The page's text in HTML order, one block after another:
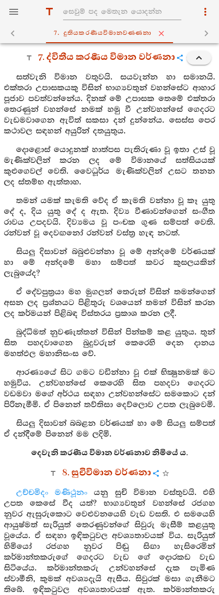
7. දුතියකරණීයවිමානවණ‍්ණනා
7. ද්විතීය කරණීය විමාන වර්ණනා
සත්වැනි විමාන වතුවයි. සයවැන්න හා සමානයි.
එක්තරා උපාසකයකු විසින් භාග්‍යවතුන් වහන්සේට ආහාර
පූජාව පවත්වන්නේය. දිනක් මේ උපාසක තෙමේ එක්තරා
තෙරණුන් වහන්සේ නමක් හමු වී උන්වහන්සේ ගෙදරට
වැඩමවාගෙන ඇවිත් සකසා දන් දුන්නේය. සෙස්ස පෙර
කථාවල සඳහන් අයුරින් දතයුතුය.
දොළොස් යොදුනක් හාත්පස පැතිරුණා වූ ඉතා උස් වූ
මැණික්වලින් කරන ලද මේ විමානයේ සත්සියයක්
කුළුගෙවල් වෙති. වෛධූර්ය මැණික්වලින් උසට තනන
ලද ස්තම්භ ඇත්තාහ.
තමන් යමක් කැමති වේද ඒ කැමති වන්නා වූ කෑ යුතු
දේ ද, දිය යුතු දේ ද ඇත. දිව්‍ය වීණාවන්ගෙන් සංගීත
රාවය උපදවයි. දිව්‍යමය වූ පංචක ගුණ සම්පත් වෙති.
රන්වන් වූ දෙවඟනෝ රන්වන් වස්ත්‍ර හැඳ නටත්.
සියලු දිසාවන් බබුළුවන්නා වූ මේ අන්දමේ වර්ණයක්
හා මේ අන්දමේ මහා සම්පත් කවර කුසලයකින්
ලැබුයේද?
ඒ දේවපුත්‍රයා මහ මුගලන් තෙරුන් විසින් තමන්ගෙන්
අසන ලද ප්‍රශ්නයට පිළිතුරු වශයෙන් තමන් විසින් කරන
ලද කර්මයන් පිළිබඳ විස්තරය ප්‍රකාශ කරන ලදී.
බුද්ධිමත් නුවණැත්තන් විසින් පින්කම් කළ යුතුය. තුන්
සිත පහදවාගෙන බුදුවරුන් කෙරෙහි දෙන දානය
මහත්ඵල මහානිසංස වේ.
ආරණ්‍යයේ සිට ගමට වඩින්නා වූ එක් භික්‍ෂුනමක් මට
හමුවිය. උන්වහන්සේ කෙරෙහි සිත පහදවා ගෙදරට
වඩමවා මගේ අර්ථය සඳහා උන්වහන්සේට සමකොට දන්
පිරිනැමීමි. ඒ පිනෙන් තව්තිසා දෙව්ලොව උපත ලැබුවෙමි.
සියලු දිසාවන් බබළන වර්ණයක් හා මේ සියලු සම්පත්
ඒ දන්දීමේ පිනෙන් මම ලදිමි.
දෙවැනි කරණීය විමාන වර්ණනාව නිමියේ ය.
8. සුචිවිමාන වර්ණනා
උච්චමිදං මණිථූනං යනු සුචි විමාන වස්තුවයි. එහි
උපත කෙසේ වීද යත්? භාග්‍යවතුන් වහන්සේ රජගහ
නුවර ඇසුරුකොට වෙළුවනයෙහි වැඩ වසති. එ සමයෙහි
ආයුෂ්මත් සැරියුත් තෙරණුවන්ගේ සිවුරු මැසීම් කළයුතු
වූයේය. ඒ සඳහා ඉඳිකටුවල අවශ්‍යතාවයක් විය. සැරියුත්
හිමියෝ රජගහ නුවර පිඬු සිඟා හැසිරෙමින්
කර්මාන්තකරුගේ ගෙදරට වැඩ ගේ දොරකඩ වැඩ
සිටියේය. කර්මාන්තකරු උන්වහන්සේ දැක පැමිණ
ස්වාමීනි, කුමක් අවශ්‍යදැයි ඇසීය. සිවුරක් මසා ගැනීමට
තිබේ. ඉඳිකටුවල අවශ්‍යතාවයක් ඇත. කර්මාන්තකරු